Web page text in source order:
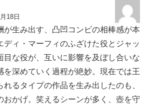
18日
が生み出す、凸凹コンビの相棒感が本
ディ・マーフィのふざけた役とジャッ
目な役が、互いに影響を及ぼし合いな
を深めていく過程が絶妙。現在では王
るタイプの作品を生み出したのも、
おかげ。笑えるシーンが多く、壺を守